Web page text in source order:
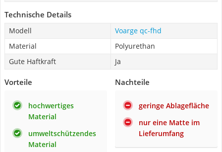
Technische Details
Modell
Voarge qc-fhd
Material
Polyurethan
Gute Haftkraft
Ja
Vorteile
hochwertiges
Material
umweltschützendes
Material
Nachteile
geringe Ablagefläche
nur eine Matte im
Lieferumfang